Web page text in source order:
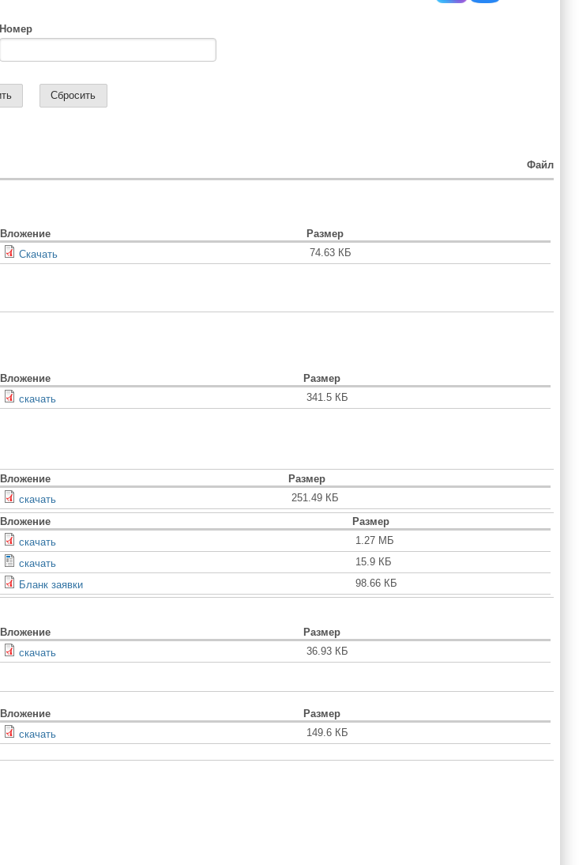
Номер
Файл
Вложение
Размер
Скачать
74.63 КБ
Вложение
Размер
скачать
341.5 КБ
Вложение
Размер
скачать
251.49 КБ
Вложение
Размер
скачать
1.27 МБ
скачать
15.9 КБ
Бланк заявки
98.66 КБ
Вложение
Размер
cкачать
36.93 КБ
Вложение
Размер
скачать
149.6 КБ